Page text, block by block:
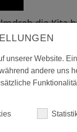
die Kita
weil man
und
aus
Räuberbande
unserer Website.
andere uns